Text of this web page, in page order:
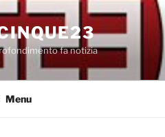
fa notizia
Menu